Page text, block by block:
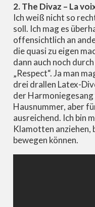
2. The Divaz – La
Ich weiß nicht so
soll. Ich mag es
offensichtlich an
die quasi zu eigen
dann auch noch
„Respect“. Ja man
drei drallen Latex-
der Harmoniegesang
Hausnummer, aber
ausreichend. Ich bin
Klamotten anziehen,
bewegen können.